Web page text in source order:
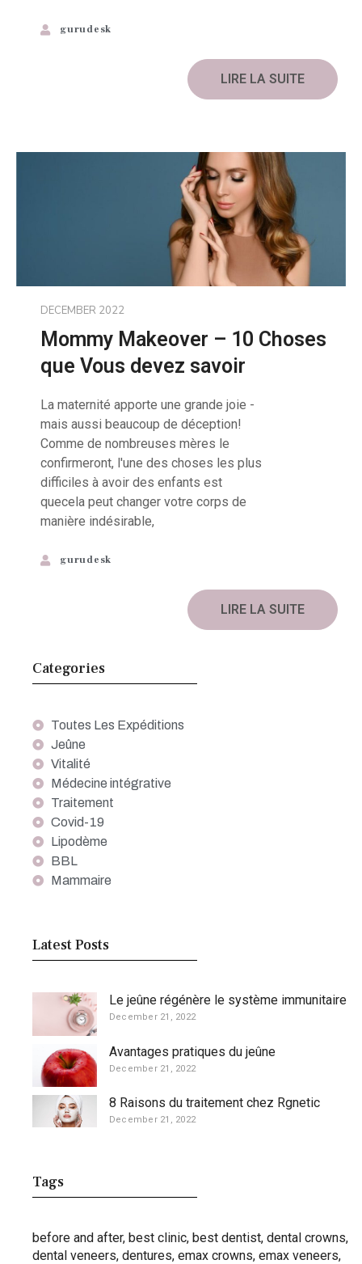
gurudesk
LIRE LA SUITE
DECEMBER 2022
Mommy Makeover – 10 Choses
que Vous devez savoir
La maternité apporte une grande joie -
mais aussi beaucoup de déception!
Comme de nombreuses mères le
confirmeront, l'une des choses les plus
difficiles à avoir des enfants est
quecela peut changer votre corps de
manière indésirable,
gurudesk
LIRE LA SUITE
Categories
Toutes Les Expéditions
Jeûne
Vitalité
Médecine intégrative
Traitement
Covid-19
Lipodème
BBL
Mammaire
Latest Posts
Le jeûne régénère le système immunitaire
December 21, 2022
Avantages pratiques du jeûne
December 21, 2022
8 Raisons du traitement chez Rgnetic
December 21, 2022
Tags
before and after, best clinic, best dentist, dental crowns,
dental veneers, dentures, emax crowns, emax veneers,